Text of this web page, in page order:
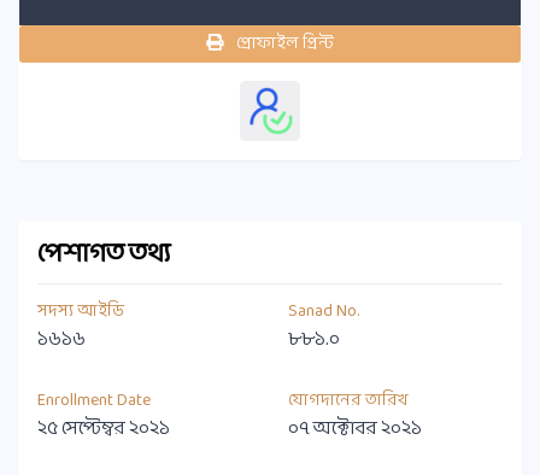
প্রোফাইল প্রিন্ট
পেশাগত তথ্য
সদস্য আইডি
১৬১৬
Sanad No.
৮৮১.০
Enrollment Date
২৫ সেপ্টেম্বর ২০২১
যোগদানের তারিখ
০৭ অক্টোবর ২০২১